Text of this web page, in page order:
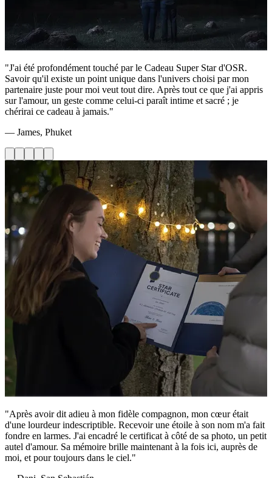
"J'ai été profondément touché par le Cadeau Super Star d'OSR.
Savoir qu'il existe un point unique dans l'univers choisi par mon
partenaire juste pour moi veut tout dire. Après tout ce que j'ai appris
sur l'amour, un geste comme celui-ci paraît intime et sacré ; je
chérirai ce cadeau à jamais."
— James, Phuket
"Après avoir dit adieu à mon fidèle compagnon, mon cœur était
d'une lourdeur indescriptible. Recevoir une étoile à son nom m'a fait
fondre en larmes. J'ai encadré le certificat à côté de sa photo, un petit
autel d'amour. Sa mémoire brille maintenant à la fois ici, auprès de
moi, et pour toujours dans le ciel."